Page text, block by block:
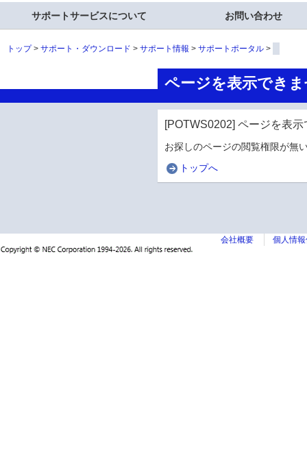
サポートサービスについて お問い合わせ
トップ サポート・ダウンロード サポート情報 サポートポータル
ページを表示でき
[POTWS0202] ページを表
お探しのページの閲覧権限が無
トップへ
会社概要 個人情